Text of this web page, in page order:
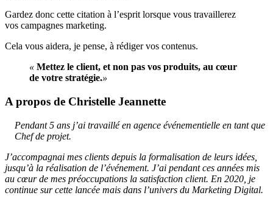
Gardez donc cette citation à l’esprit lorsque vous travaillerez
vos campagnes marketing.
Cela vous aidera, je pense, à rédiger vos contenus.
« Mettez le client, et non pas vos produits, au cœur
de votre stratégie.»
A propos de Christelle Jeannette
Pendant 5 ans j’ai travaillé en agence événementielle en tant que
Chef de projet.
J’accompagnai mes clients depuis la formalisation de leurs idées,
jusqu’à la réalisation de l’événement. J’ai pendant ces années mis
au cœur de mes préoccupations la satisfaction client. En 2020, je
continue sur cette lancée mais dans l’univers du Marketing Digital.